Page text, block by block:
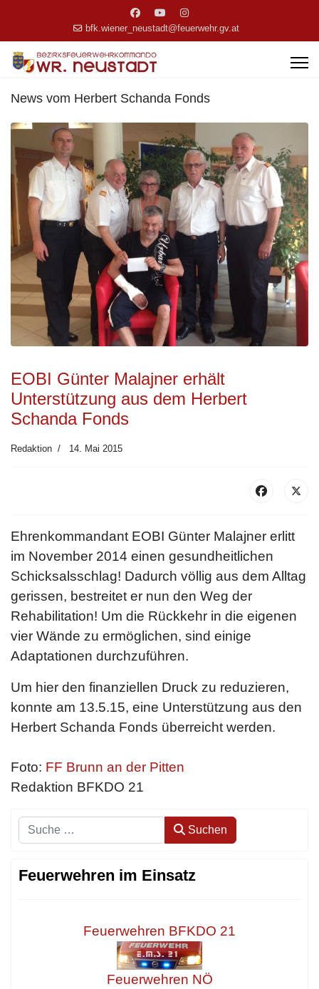
bfk.wiener_neustadt@feuerwehr.gv.at
News vom Herbert Schanda Fonds
EOBI Günter Malajner erhält
Unterstützung aus dem Herbert
Schanda Fonds
Redaktion 14. Mai 2015
Ehrenkommandant EOBI Günter Malajner erlitt
im November 2014 einen gesundheitlichen
Schicksalsschlag! Dadurch völlig aus dem Alltag
gerissen, bestreitet er nun den Weg der
Rehabilitation! Um die Rückkehr in die eigenen
vier Wände zu ermöglichen, sind einige
Adaptationen durchzuführen.
Um hier den finanziellen Druck zu reduzieren,
konnte am 13.5.15, eine Unterstützung aus den
Herbert Schanda Fonds überreicht werden.
Foto: FF Brunn an der Pitten
Redaktion BFKDO 21
Suchen Suchen
Feuerwehren im Einsatz
Feuerwehren BFKDO 21
Feuerwehren NÖ